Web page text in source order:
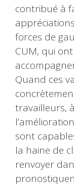
contribué à
forces de
CUM, qui
Quand ces
travailleurs,
sont
la haine de
renvoyer